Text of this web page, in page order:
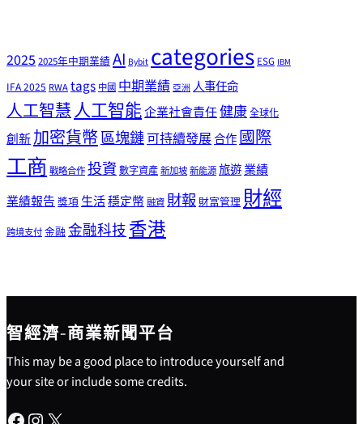
20252025年中期業績AI Bybitcategories ESG IBM
IFA 2025 RWAtags 中國 中期業績 亞洲 人事任命
人工智慧人工智能企業社會責任健康全球化
創新加密貨幣區塊鏈可持續發展合作國際
工商戰略合作投資數字資產新加坡新能源旅遊業績
業績報告獎項生活穩定幣融資財報 財富管理財經
跨境支付金融 金融科技香港
智經濟-商業新聞平台
This may be a good place to introduce yourself and
your site or include some credits.